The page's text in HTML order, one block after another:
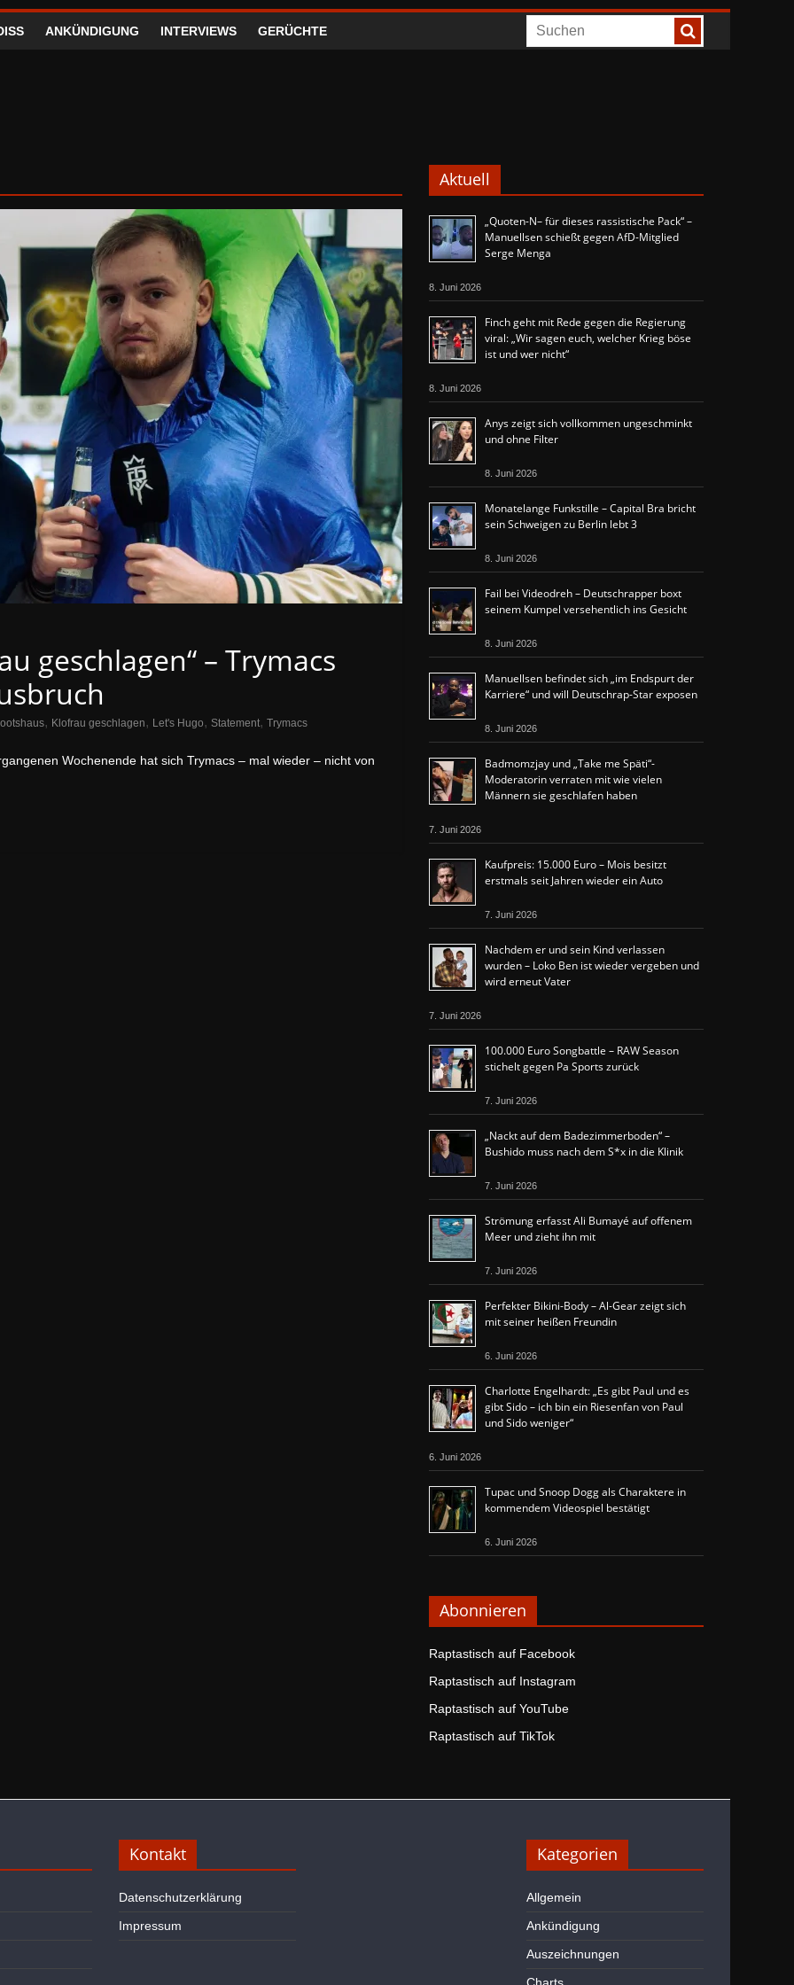
ANKÜNDIGUNG INTERVIEWS GERÜCHTE
geschlagen“ – Trymacs
, Klofrau geschlagen, Let's Hugo, Statement, Trymacs
Wochenende hat sich Trymacs – mal wieder – nicht von
Aktuell
„Quoten-N– für dieses rassistische Pack“ –
Manuellsen schießt gegen AfD-Mitglied
Serge Menga
8. Juni 2026
Finch geht mit Rede gegen die Regierung
viral: „Wir sagen euch, welcher Krieg böse
ist und wer nicht“
8. Juni 2026
Anys zeigt sich vollkommen ungeschminkt
und ohne Filter
8. Juni 2026
Monatelange Funkstille – Capital Bra bricht
sein Schweigen zu Berlin lebt 3
8. Juni 2026
Fail bei Videodreh – Deutschrapper boxt
seinem Kumpel versehentlich ins Gesicht
8. Juni 2026
Manuellsen befindet sich „im Endspurt der
Karriere“ und will Deutschrap-Star exposen
8. Juni 2026
Badmomzjay und „Take me Späti“-
Moderatorin verraten mit wie vielen
Männern sie geschlafen haben
7. Juni 2026
Kaufpreis: 15.000 Euro – Mois besitzt
erstmals seit Jahren wieder ein Auto
7. Juni 2026
Nachdem er und sein Kind verlassen
wurden – Loko Ben ist wieder vergeben und
wird erneut Vater
7. Juni 2026
100.000 Euro Songbattle – RAW Season
stichelt gegen Pa Sports zurück
7. Juni 2026
„Nackt auf dem Badezimmerboden“ –
Bushido muss nach dem S*x in die Klinik
7. Juni 2026
Strömung erfasst Ali Bumayé auf offenem
Meer und zieht ihn mit
7. Juni 2026
Perfekter Bikini-Body – Al-Gear zeigt sich
mit seiner heißen Freundin
6. Juni 2026
Charlotte Engelhardt: „Es gibt Paul und es
gibt Sido – ich bin ein Riesenfan von Paul
und Sido weniger“
6. Juni 2026
Tupac und Snoop Dogg als Charaktere in
kommendem Videospiel bestätigt
6. Juni 2026
Abonnieren
Raptastisch auf Facebook
Raptastisch auf Instagram
Raptastisch auf YouTube
Raptastisch auf TikTok
Kontakt
Datenschutzerklärung
Impressum
Kategorien
Allgemein
Ankündigung
Auszeichnungen